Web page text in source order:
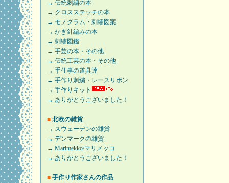
→ 伝統刺繍の本
→ クロスステッチの本
→ モノグラム・刺繍図案
→ かぎ針編みの本
→ 刺繍図鑑
→ 手芸の本・その他
→ 伝統工芸の本・その他
→ 手仕事の道具達
→ 手作り刺繍・レースリボン
→ 手作りキット
→ ありがとうございました！
■ 北欧の雑貨
→ スウェーデンの雑貨
→ デンマークの雑貨
→ Marimekko/マリメッコ
→ ありがとうございました！
■ 手作り作家さんの作品